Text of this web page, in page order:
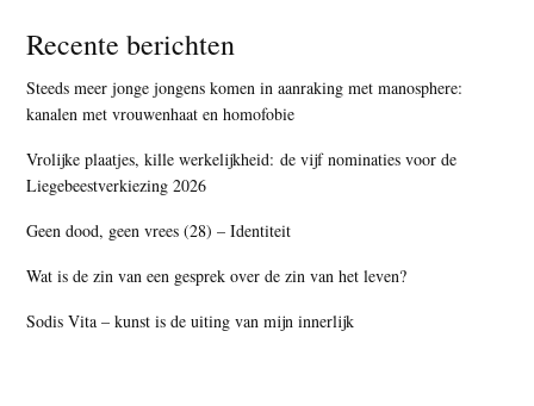
Recente berichten
Steeds meer jonge jongens komen in aanraking met manosphere:
kanalen met vrouwenhaat en homofobie
Vrolijke plaatjes, kille werkelijkheid: de vijf nominaties voor de
Liegebeestverkiezing 2026
Geen dood, geen vrees (28) – Identiteit
Wat is de zin van een gesprek over de zin van het leven?
Sodis Vita – kunst is de uiting van mijn innerlijk